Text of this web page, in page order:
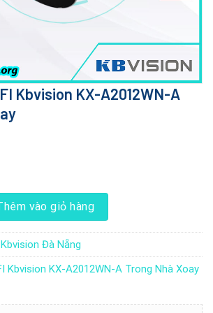
Kbvision KX-A2012WN-A
KX-A2012WN-A Trong Nhà Xoay số lượng
vào giỏ hàng
Đà Nẵng
Kbvision KX-A2012WN-A Trong Nhà Xoay